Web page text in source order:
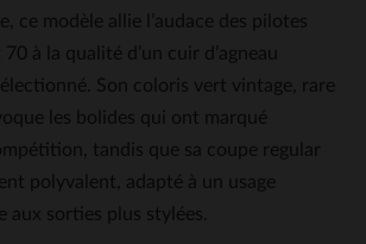
ce modèle allie l’audace des pilotes
à la qualité d’un cuir d’agneau
Son coloris vert vintage, rare
les bolides qui ont marqué
tandis que sa coupe regular
polyvalent, adapté à un usage
aux sorties plus stylées.